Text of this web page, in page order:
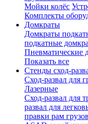
Мойки колёс
Комплекты
Домкраты
Домкраты
подкатные
Пневматические
Показать все
Стенды сход-
Сход-развал для
Лазерные
Сход-развал для
развал для
правки рам